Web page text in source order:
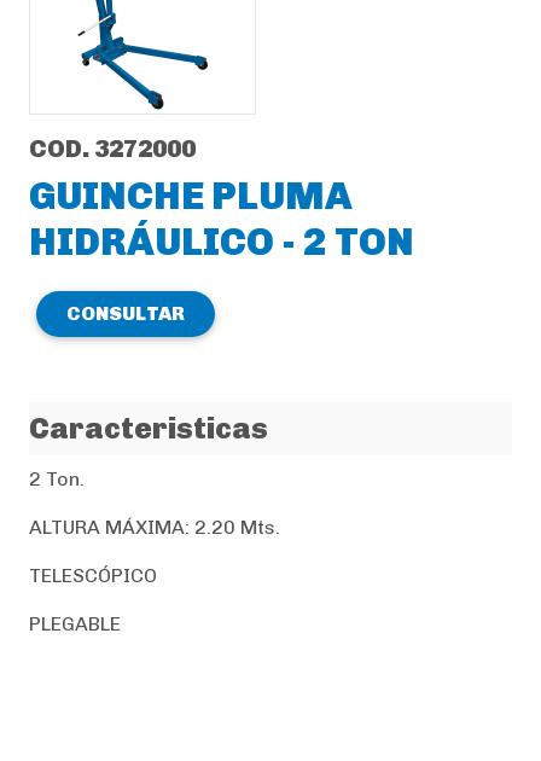
COD. 3272000
GUINCHE PLUMA
HIDRÁULICO - 2 TON
CONSULTAR
Caracteristicas
2 Ton.
ALTURA MÁXIMA: 2.20 Mts.
TELESCÓPICO
PLEGABLE